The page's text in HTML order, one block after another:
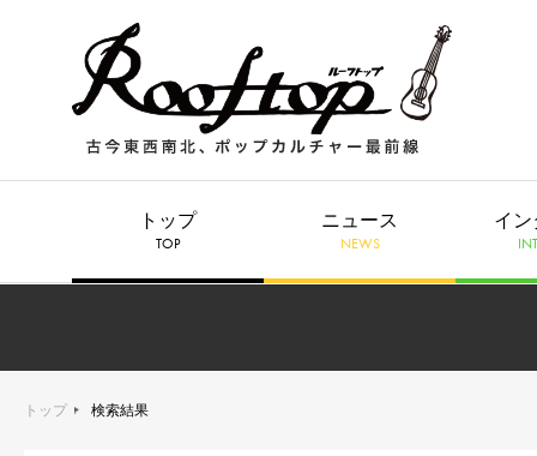
トップ
TOP
ニュース
NEWS
イン
トップ 検索結果